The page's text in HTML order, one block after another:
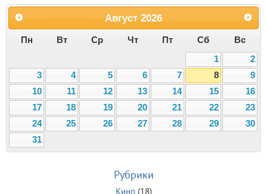
Август 2026
Пн Вт Ср Чт Пт Сб
Вс
1
2
3
4 5 6 7 8
9
10
11 12 13 14 15
16
17
18 19 20 21 22
23
24
25 26 27 28 29
30
31
Рубрики
Кино(18)